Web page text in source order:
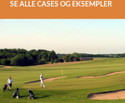
SE ALLE CASES OG EKSEMPLER